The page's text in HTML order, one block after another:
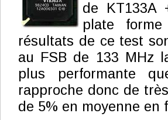
de KT133A
plate
résultats de ce test
au FSB de 133 MHz
plus performante
rapproche donc de
de 5% en moyenne en